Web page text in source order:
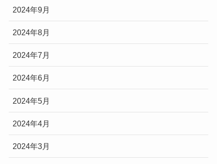
2024年9月
2024年8月
2024年7月
2024年6月
2024年5月
2024年4月
2024年3月